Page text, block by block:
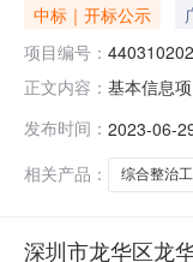
中标｜开标公示
项目编号：
正文内容： 基本信息
06-29发布
发布时间： 2023-06-
相关产品：
综合整治
深圳市龙华区龙